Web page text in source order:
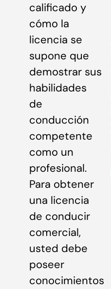
calificado y
cómo la
licencia se
supone que
demostrar sus
habilidades
de
conducción
competente
como un
profesional.
Para obtener
una licencia
de conducir
comercial,
usted debe
poseer
conocimientos